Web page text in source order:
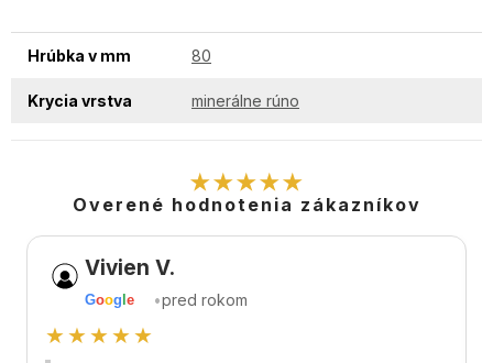
Hrúbka v mm 80
Krycia vrstva minerálne rúno
★★★★★
Overené hodnotenia zákazníkov
Vivien V.
Goog le •pred rokom
★★★★★